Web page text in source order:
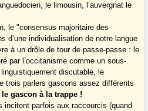
le limousin, l’auvergnat le
le "consensus majoritaire des
d’une individualisation de notre langue
à un drôle de tour de passe-passe : le
par l’occitanisme comme un sous-
discutable, le
trois parlers gascons assez différents
gascon à la trappe !
incitent parfois aux raccourcis (quand